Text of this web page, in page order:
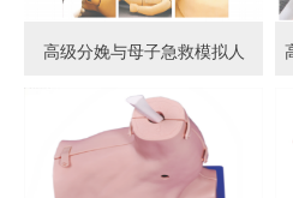
高级分娩与母子急救模拟人